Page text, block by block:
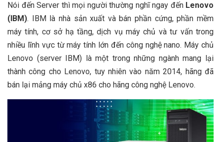
Nói đến Server thì mọi người thường nghĩ ngay đến Lenovo
(IBM). IBM là nhà sản xuất và bán phần cứng, phần mềm
máy tính, cơ sở hạ tầng, dịch vụ máy chủ và tư vấn trong
nhiều lĩnh vực từ máy tính lớn đến công nghệ nano. Máy chủ
Lenovo (server IBM) là một trong những ngành mang lại
thành công cho Lenovo, tuy nhiên vào năm 2014, hãng đã
bán lại mảng máy chủ x86 cho hãng công nghệ Lenovo.